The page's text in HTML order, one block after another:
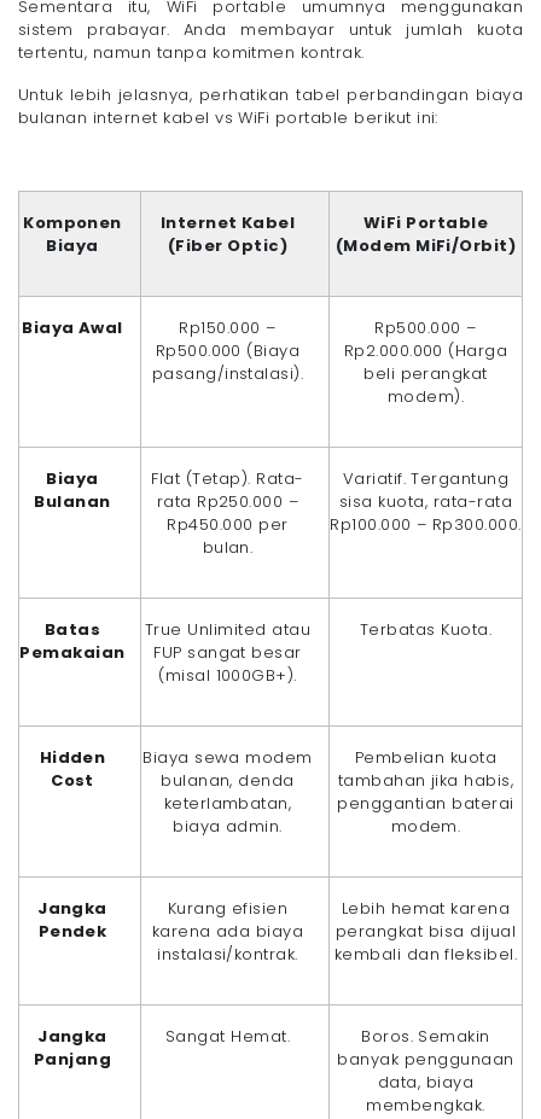
Sementara itu, WiFi portable umumnya menggunakan
sistem prabayar. Anda membayar untuk jumlah kuota
tertentu, namun tanpa komitmen kontrak.
Untuk lebih jelasnya, perhatikan tabel perbandingan biaya
bulanan internet kabel vs WiFi portable berikut ini:
Komponen
Biaya
Internet Kabel
(Fiber Optic)
WiFi Portable
(Modem MiFi/Orbit)
Biaya Awal
Rp150.000 –
Rp500.000 (Biaya
pasang/instalasi).
Rp500.000 –
Rp2.000.000 (Harga
beli perangkat
modem).
Biaya
Bulanan
Flat (Tetap). Rata-
rata Rp250.000 –
Rp450.000 per
bulan.
Variatif. Tergantung
sisa kuota, rata-rata
Rp100.000 – Rp300.000.
Batas
Pemakaian
True Unlimited atau
FUP sangat besar
(misal 1000GB+).
Terbatas Kuota.
Hidden
Cost
Biaya sewa modem
bulanan, denda
keterlambatan,
biaya admin.
Pembelian kuota
tambahan jika habis,
penggantian baterai
modem.
Jangka
Pendek
Kurang efisien
karena ada biaya
instalasi/kontrak.
Lebih hemat karena
perangkat bisa dijual
kembali dan fleksibel.
Jangka
Panjang
Sangat Hemat.
Boros. Semakin
banyak penggunaan
data, biaya
membengkak.